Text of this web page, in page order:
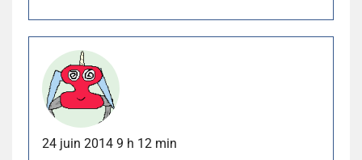
24 juin 2014 9 h 12 min